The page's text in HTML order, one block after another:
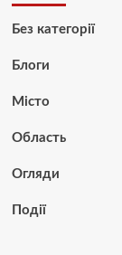
Без категорії
Блоги
Місто
Область
Огляди
Події